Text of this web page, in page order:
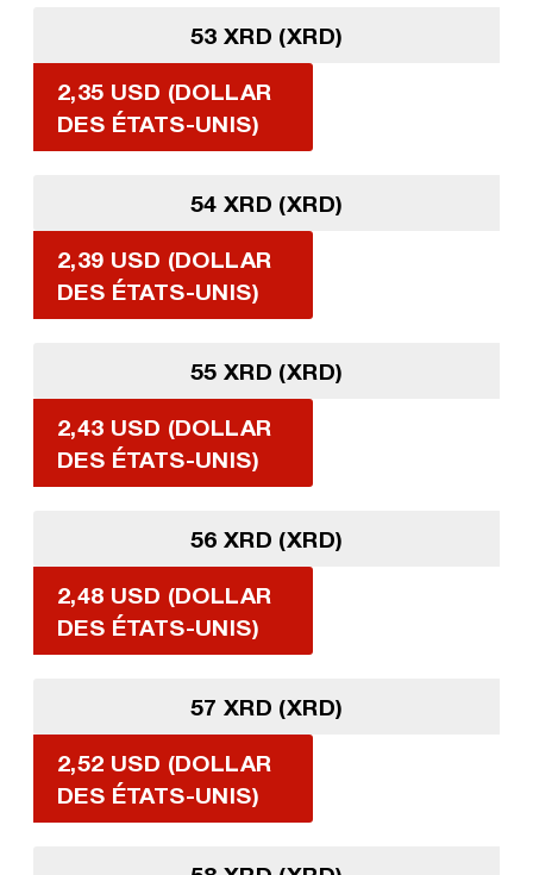
53 XRD (XRD)
2,35 USD (DOLLAR
DES ÉTATS-UNIS)
54 XRD (XRD)
2,39 USD (DOLLAR
DES ÉTATS-UNIS)
55 XRD (XRD)
2,43 USD (DOLLAR
DES ÉTATS-UNIS)
56 XRD (XRD)
2,48 USD (DOLLAR
DES ÉTATS-UNIS)
57 XRD (XRD)
2,52 USD (DOLLAR
DES ÉTATS-UNIS)